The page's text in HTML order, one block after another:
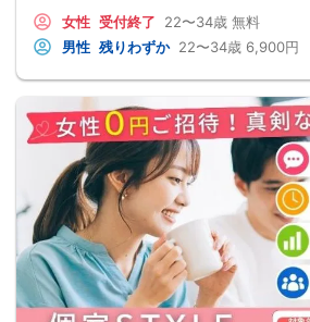
女性 受付終了 22〜34歳 無料
男性 残りわずか 22〜34歳 6,900円